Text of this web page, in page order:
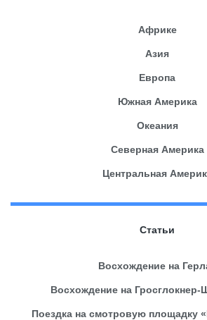
Африке
Азия
Европа
Южная Америка
Океания
Северная Америка
Центральная
Статьи
Восхождение на
Восхождение на
Поездка на смотровую площадку